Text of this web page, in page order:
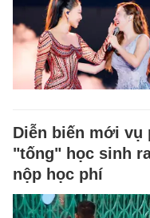
Diễn biến mới vụ
"tống" học sinh
nộp học phí